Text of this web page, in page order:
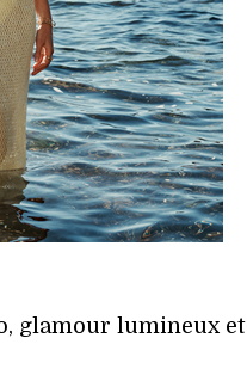
glamour lumineux et